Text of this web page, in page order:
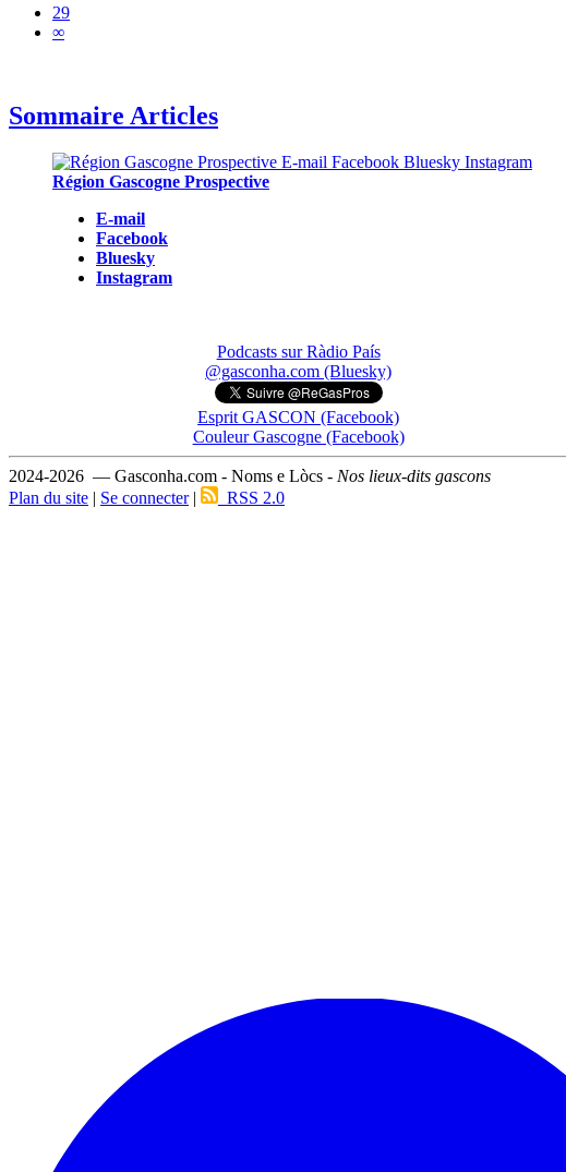
29
∞
Sommaire Articles
Région Gascogne Prospective
E-mail
Facebook
Bluesky
Instagram
Podcasts sur Ràdio País
@gasconha.com (Bluesky)
Esprit GASCON (Facebook)
Couleur Gascogne (Facebook)
2024-2026 — Gasconha.com - Noms e Lòcs - Nos lieux-dits gascons
Plan du site | Se connecter| RSS 2.0